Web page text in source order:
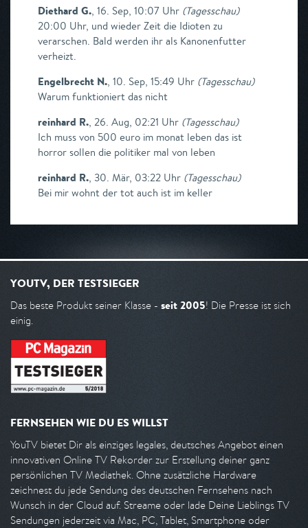
Diethard G., 16. Sep, 10:07 Uhr (Tagesschau)
20:00 Uhr, und wieder Zeit die Idioten zu
verarschen. Bald werden ihr als Kanonenfutter
verheizt.
Engelbrecht N., 10. Sep, 15:49 Uhr (Tagesschau)
Warum funktioniert das nicht
reinhard R., 26. Aug, 02:21 Uhr (Tagesschau)
Ich muss von 500 euro im monat leben das ist
horror sollen die politiker mal von leben
reinhard R., 30. Mär, 03:22 Uhr (Tagesschau)
Bei mir wohnt der tot auch ist im keller
YOUTV, DER TESTSIEGER
Das beste Produkt seiner Klasse - seit 2005! Die Presse ist sich
einig.
FERNSEHEN WIE DU ES WILLST
YouTV bietet Dir als einziges legales, deutsches Angebot einen
innovativen Online TV Rekorder zur Erstellung deiner ganz
persönlichen TV Mediathek. Ohne zusätzliche Hardware
zeichnest du jede Sendung des deutschen Fernsehens nach
Wunsch in der Cloud auf. Streame oder lade Deine Lieblings TV
Sendungen jederzeit via Mac, PC, Tablet, Smartphone oder